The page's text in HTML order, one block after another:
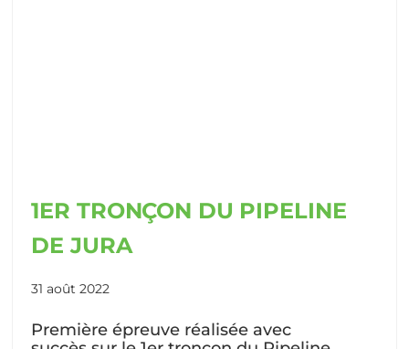
1ER TRONÇON DU PIPELINE
DE JURA
31 août 2022
Première épreuve réalisée avec